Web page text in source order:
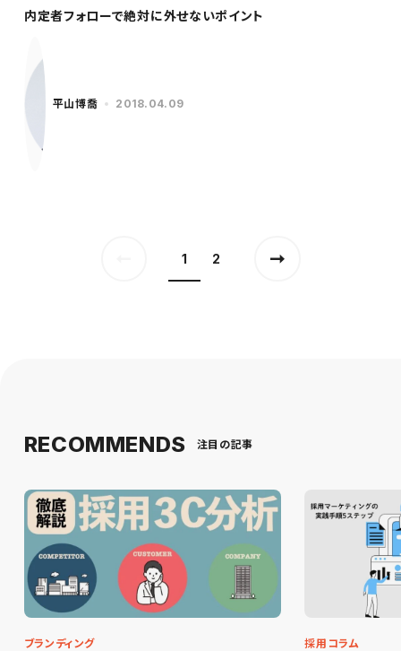
内定者フォローで絶対に外せないポイント
平山博喬 2018.04.09
1 2
RECOMMENDS 注目の記事
ブランディング 採用コラム